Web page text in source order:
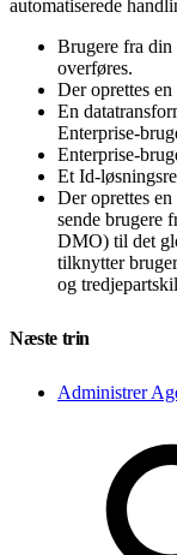
automatiserede
Brugere fra din
overføres.
Der oprettes
En
Enterprise-
Enterprise-
Et Id-
Der oprettes
sende brugere
DMO) til det
tilknytter
og
Næste trin
Administrer